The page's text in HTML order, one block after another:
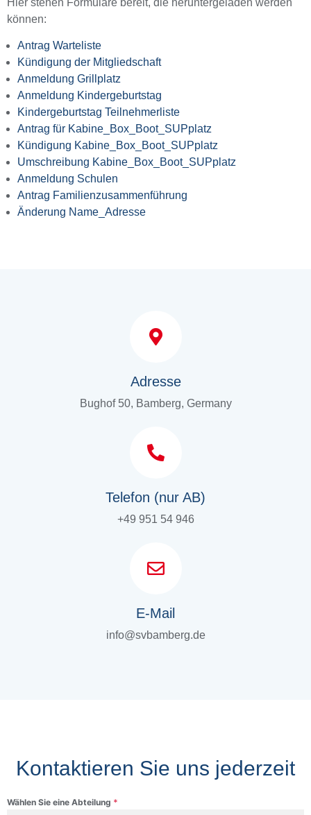
Hier stehen Formulare bereit, die heruntergeladen werden
können:
Antrag Warteliste
Kündigung der Mitgliedschaft
Anmeldung Grillplatz
Anmeldung Kindergeburtstag
Kindergeburtstag Teilnehmerliste
Antrag für Kabine_Box_Boot_SUPplatz
Kündigung Kabine_Box_Boot_SUPplatz
Umschreibung Kabine_Box_Boot_SUPplatz
Anmeldung Schulen
Antrag Familienzusammenführung
Änderung Name_Adresse
Adresse
Bughof 50, Bamberg, Germany
Telefon (nur AB)
+49 951 54 946
E-Mail
info@svbamberg.de
Kontaktieren Sie uns jederzeit
Wählen Sie eine Abteilung *